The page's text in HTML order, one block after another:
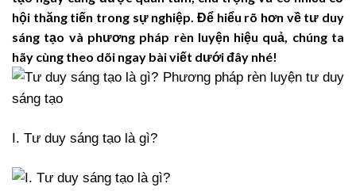
hội thăng tiến trong sự nghiệp. Để hiểu rõ hơn về tư duy
sáng tạo và phương pháp rèn luyện hiệu quả, chúng ta
hãy cùng theo dõi ngay bài viết dưới đây nhé!
I. Tư duy sáng tạo là gì?